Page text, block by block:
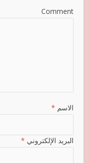
Comment
الاسم *
البريد الإلكتروني *